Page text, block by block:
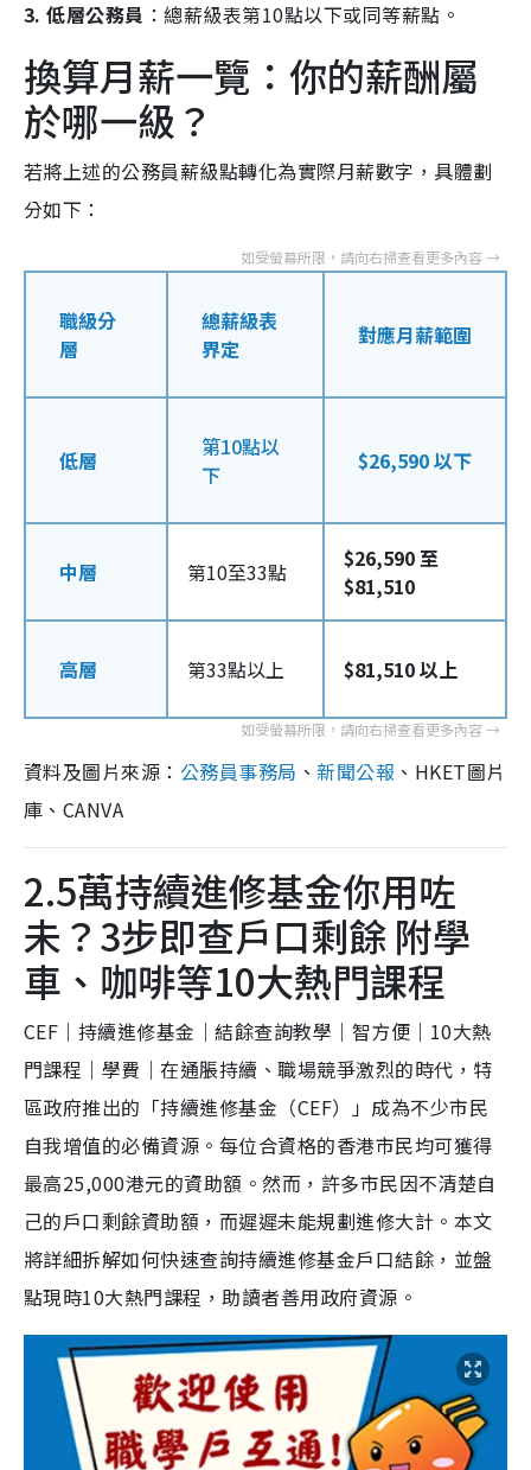
3. 低層公務員 ：總薪級表第10點以下或同等薪點。
換算月薪一覽：你的薪酬屬
於哪一級？
若將上述的公務員薪級點轉化為實際月薪數字，具體劃
分如下：
職級分
層
總薪級表
界定
對應月薪範圍
低層
第10點以
下
$26,590 以下
中層 第10至33點
$26,590 至
$81,510
高層 第33點以上 $81,510 以上
資料及圖片來源： 公務員事務局 、新聞公報 、HKET圖片
庫、CANVA
2.5萬持續進修基金你用咗
未？3步即查戶口剩餘 附學
車、咖啡等10大熱門課程
CEF｜持續進修基金｜結餘查詢教學｜智方便｜10大熱
門課程｜學費｜在通脹持續、職場競爭激烈的時代，特
區政府推出的「持續進修基金（CEF）」成為不少市民
自我增值的必備資源。每位合資格的香港市民均可獲得
最高25,000港元的資助額。然而，許多市民因不清楚自
己的戶口剩餘資助額，而遲遲未能規劃進修大計。本文
將詳細拆解如何快速查詢持續進修基金戶口結餘，並盤
點現時10大熱門課程，助讀者善用政府資源。